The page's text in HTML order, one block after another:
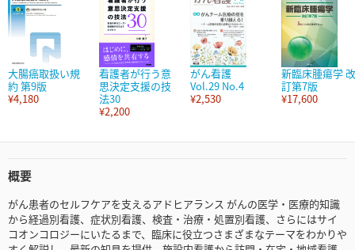
大腸癌取扱い規
約 第9版
¥4,180
看護者が行う意
思決定支援の技
法30
¥2,200
がん看護
Vol.29 No.4
¥2,530
新臨床腫瘍学 改
訂第7版
¥17,600
概要
がん患者のセルフケアを支えるアドヒアランス がんの医学・医療的知識
から経過別看護、症状別看護、検査・治療・処置別看護、さらにはサイ
コオンコロジーにいたるまで、臨床に役立つさまざまなテーマをわかりや